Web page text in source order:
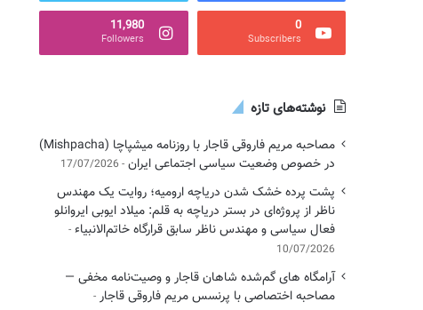
0
Subscribers
11,980
Followers
نوشته‌های تازه
مصاحبه مریم فاروقی قاجار با روزنامه میشپاچا (Mishpacha)
در خصوص وضعیت سیاسی اجتماعی ایران 17/07/2026
پشت پرده خشک شدن دریاچه ارومیه؛ روایت یک مهندس
ناظر از پروژه‌ای در بستر دریاچه به قلم: میلاد ایوبی ایروانلو
فعال سیاسی و مهندس ناظر سابق قرارگاه خاتم‌الانبیاء
10/07/2026
آرامگاه های گم‌شده شاهان قاجار و وصیت‌نامه مخفی —
مصاحبه اختصاصی با پرنسس مریم فاروقی قاجار